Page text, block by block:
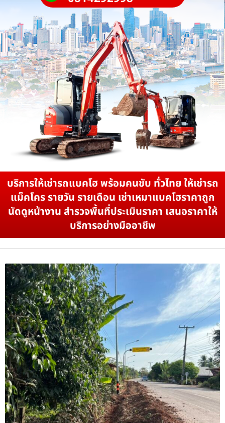
บริการให้เช่ารถแบคโฮ พร้อมคนขับ ทั่วไทย ให้เช่ารถ
แม็คโคร รายวัน รายเดือน เช่าเหมาแบคโฮราคาถูก
นัดดูหน้างาน สำรวจพื้นที่ประเมินราคา เสนอราคาให้
บริการอย่างมืออาชีพ